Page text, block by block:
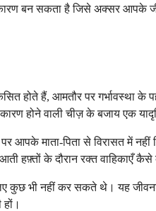
बन सकता है जिसे अक्सर आपके
होते हैं, आमतौर पर गर्भावस्था के
होने वाली चीज़ के बजाय एक
आपके माता-पिता से विरासत में
हफ़्तों के दौरान रक्त वाहिकाएँ
भी नहीं कर सकते थे। यह